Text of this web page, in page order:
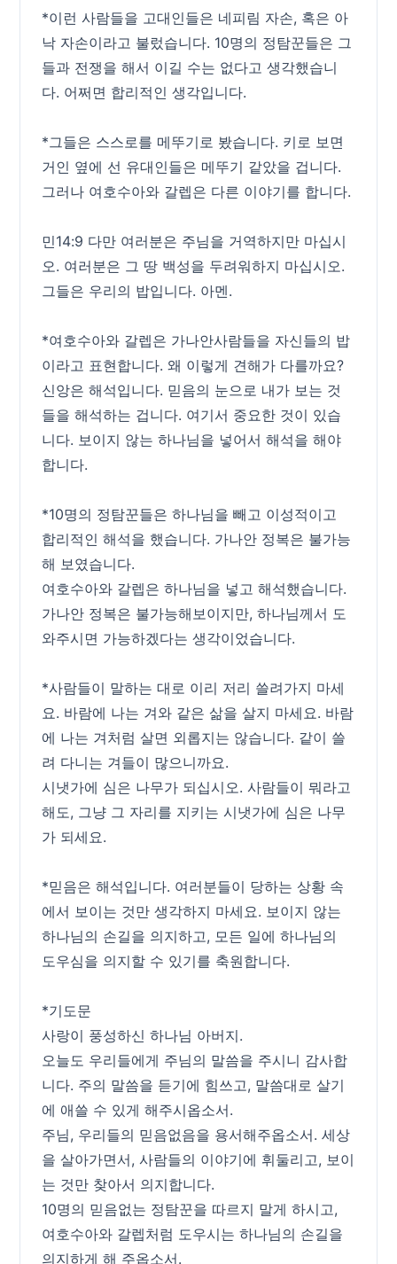
*이런 사람들을 고대인들은 네피림 자손, 혹은 아
낙 자손이라고 불렀습니다. 10명의 정탐꾼들은 그
들과 전쟁을 해서 이길 수는 없다고 생각했습니
다. 어쩌면 합리적인 생각입니다.
*그들은 스스로를 메뚜기로 봤습니다. 키로 보면
거인 옆에 선 유대인들은 메뚜기 같았을 겁니다.
그러나 여호수아와 갈렙은 다른 이야기를 합니다.
민14:9 다만 여러분은 주님을 거역하지만 마십시
오. 여러분은 그 땅 백성을 두려워하지 마십시오.
그들은 우리의 밥입니다. 아멘.
*여호수아와 갈렙은 가나안사람들을 자신들의 밥
이라고 표현합니다. 왜 이렇게 견해가 다를까요?
신앙은 해석입니다. 믿음의 눈으로 내가 보는 것
들을 해석하는 겁니다. 여기서 중요한 것이 있습
니다. 보이지 않는 하나님을 넣어서 해석을 해야
합니다.
*10명의 정탐꾼들은 하나님을 빼고 이성적이고
합리적인 해석을 했습니다. 가나안 정복은 불가능
해 보였습니다.
여호수아와 갈렙은 하나님을 넣고 해석했습니다.
가나안 정복은 불가능해보이지만, 하나님께서 도
와주시면 가능하겠다는 생각이었습니다.
*사람들이 말하는 대로 이리 저리 쓸려가지 마세
요. 바람에 나는 겨와 같은 삶을 살지 마세요. 바람
에 나는 겨처럼 살면 외롭지는 않습니다. 같이 쓸
려 다니는 겨들이 많으니까요.
시냇가에 심은 나무가 되십시오. 사람들이 뭐라고
해도, 그냥 그 자리를 지키는 시냇가에 심은 나무
가 되세요.
*믿음은 해석입니다. 여러분들이 당하는 상황 속
에서 보이는 것만 생각하지 마세요. 보이지 않는
하나님의 손길을 의지하고, 모든 일에 하나님의
도우심을 의지할 수 있기를 축원합니다.
*기도문
사랑이 풍성하신 하나님 아버지.
오늘도 우리들에게 주님의 말씀을 주시니 감사합
니다. 주의 말씀을 듣기에 힘쓰고, 말씀대로 살기
에 애쓸 수 있게 해주시옵소서.
주님, 우리들의 믿음없음을 용서해주옵소서. 세상
을 살아가면서, 사람들의 이야기에 휘둘리고, 보이
는 것만 찾아서 의지합니다.
10명의 믿음없는 정탐꾼을 따르지 말게 하시고,
여호수아와 갈렙처럼 도우시는 하나님의 손길을
의지하게 해 주옵소서.